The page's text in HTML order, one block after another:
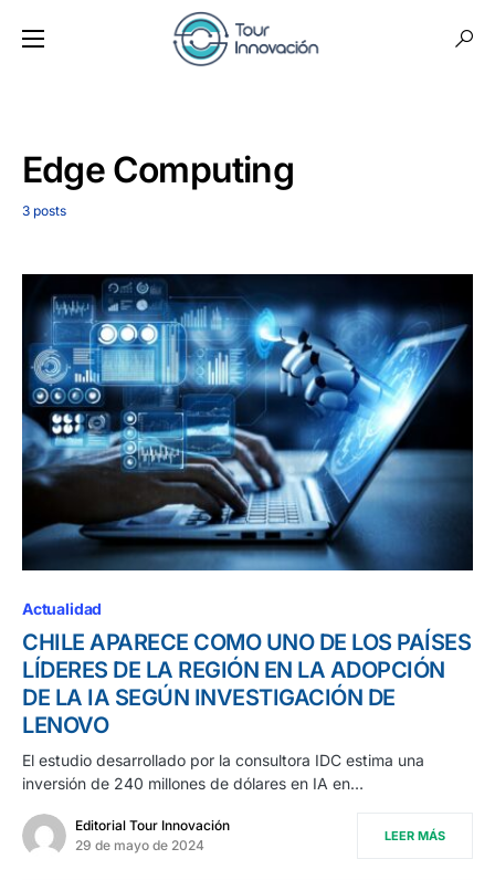
Edge Computing
3 posts
Actualidad
CHILE APARECE COMO UNO DE LOS PAÍSES
LÍDERES DE LA REGIÓN EN LA ADOPCIÓN
DE LA IA SEGÚN INVESTIGACIÓN DE
LENOVO
El estudio desarrollado por la consultora IDC estima una
inversión de 240 millones de dólares en IA en…
Editorial Tour Innovación
29 de mayo de 2024
LEER MÁS